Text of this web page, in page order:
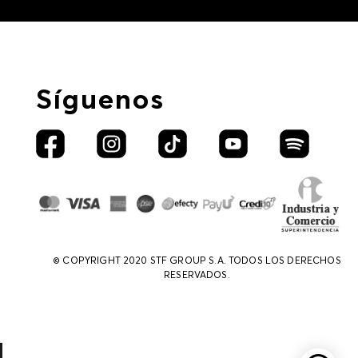
Síguenos
© COPYRIGHT 2020 STF GROUP S.A. TODOS LOS DERECHOS
RESERVADOS.